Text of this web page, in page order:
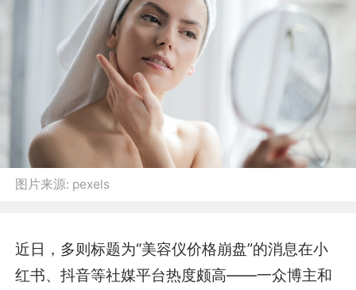
图片来源: pexels
近日，多则标题为“美容仪价格崩盘”的消息在小
红书、抖音等社媒平台热度颇高——一众博主和